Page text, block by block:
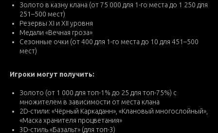
Золото в казну клана (от 75 000 для 1-го места до 1 250 для
251–500 мест)
Резервы XI и XII уровня
Медали «Вечная гроза»
Сезонные очки (от 400 для 1-го места до 10 для 451–500
мест)
Игроки могут получить:
Золото (от 1 000 для топ-1% до 25 для топ-75%) с
множителем в зависимости от места клана
2D-стили: «Чёрный Каркаданн», «Клановый многослойный»,
«Маска хранителя процветания»
3D-стиль «Базальт» (для топ-3)